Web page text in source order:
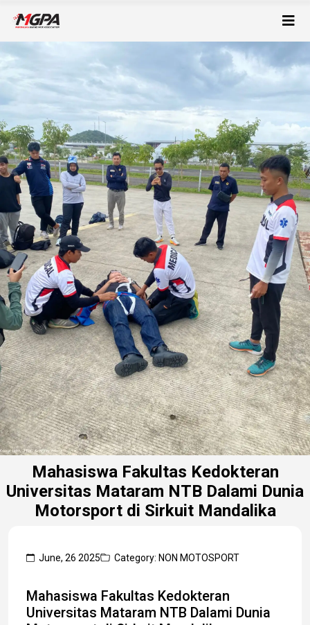
Mahasiswa Fakultas Kedokteran
Universitas Mataram NTB Dalami Dunia
Motorsport di Sirkuit Mandalika
June, 26 2025 Category: NON MOTOSPORT
Mahasiswa Fakultas Kedokteran
Universitas Mataram NTB Dalami Dunia